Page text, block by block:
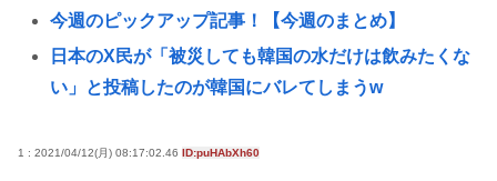
今週のピックアップ記事！【今週のまとめ】
日本のX民が「被災しても韓国の水だけは飲みたくな
い」と投稿したのが韓国にバレてしまうw
を発売。ムチムチムワァ
1 : 2021/04/12(月) 08:17:02.46 ID:puHAbXh60